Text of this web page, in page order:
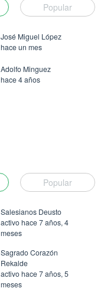
Popular
José Miguel López
hace un mes
Adolfo Minguez
hace 4 años
Popular
Salesianos Deusto
activo hace 7 años, 4
meses
Sagrado Corazón
Rekalde
activo hace 7 años, 5
meses